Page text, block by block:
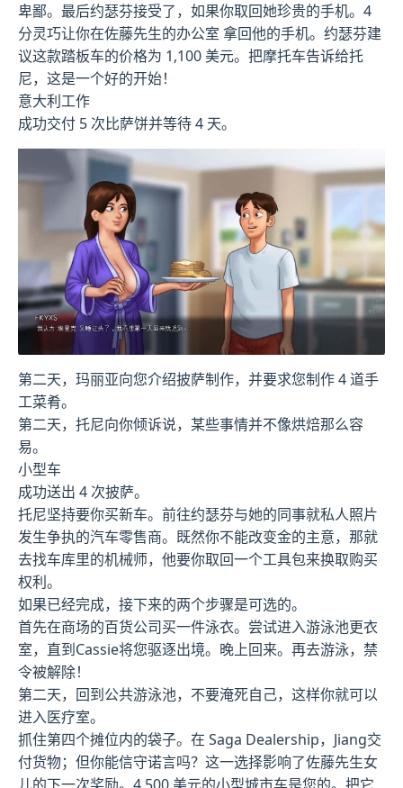
卑鄙。最后约瑟芬接受了，如果你取回她珍贵的手机。4
分灵巧让你在佐藤先生的办公室 拿回他的手机。约瑟芬建
议这款踏板车的价格为 1,100 美元。把摩托车告诉给托
尼，这是一个好的开始！
意大利工作
成功交付 5 次比萨饼并等待 4 天。
第二天，玛丽亚向您介绍披萨制作，并要求您制作 4 道手
工菜肴。
第二天，托尼向你倾诉说，某些事情并不像烘焙那么容
易。
小型车
成功送出 4 次披萨。
托尼坚持要你买新车。前往约瑟芬与她的同事就私人照片
发生争执的汽车零售商。既然你不能改变金的主意，那就
去找车库里的机械师，他要你取回一个工具包来换取购买
权利。
如果已经完成，接下来的两个步骤是可选的。
首先在商场的百货公司买一件泳衣。尝试进入游泳池更衣
室，直到Cassie将您驱逐出境。晚上回来。再去游泳，禁
令被解除！
第二天，回到公共游泳池，不要淹死自己，这样你就可以
进入医疗室。
抓住第四个摊位内的袋子。在 Saga Dealership，Jiang交
付货物；但你能信守诺言吗？这一选择影响了佐藤先生女